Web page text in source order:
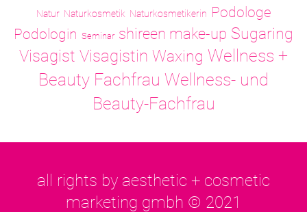
Natur Naturkosmetik Naturkosmetikerin Podologe
Podologin Seminar shireen make-up Sugaring
Visagist Visagistin Waxing Wellness +
Beauty Fachfrau Wellness- und
Beauty-Fachfrau
all rights by aesthetic + cosmetic
marketing gmbh © 2021